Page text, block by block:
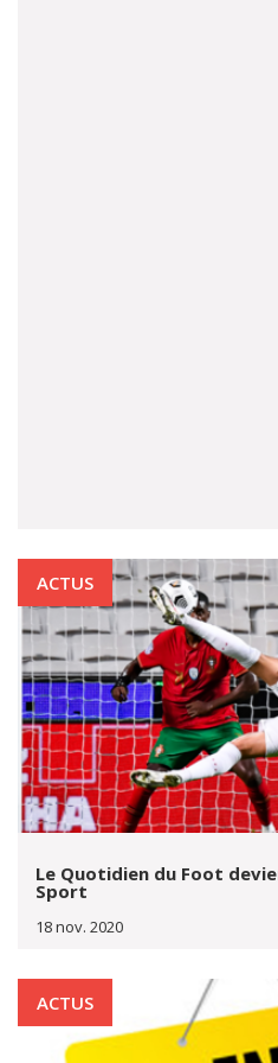
ACTUS
Le Quotidien du Foot
Sport
18 nov. 2020
ACTUS